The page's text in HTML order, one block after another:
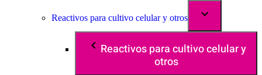
Reactivos para cultivo celular y otros
Reactivos para cultivo celular y
otros